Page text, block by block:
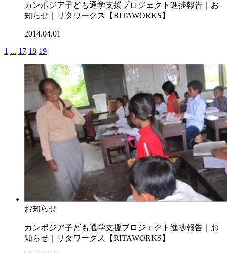
カンボジア子ども通学支援プロジェクト進捗報告｜お
知らせ｜リタワークス【RITAWORKS】
2014.04.01
1 ... 17 18 19
お知らせ
カンボジア子ども通学支援プロジェクト進捗報告｜お
知らせ｜リタワークス【RITAWORKS】